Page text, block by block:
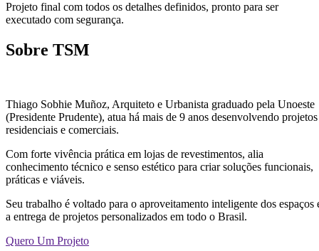
Projeto final com todos os detalhes definidos, pronto para ser
executado com segurança.
Sobre TSM
Thiago Sobhie Muñoz, Arquiteto e Urbanista graduado pela Unoeste
(Presidente Prudente), atua há mais de 9 anos desenvolvendo projetos
residenciais e comerciais.
Com forte vivência prática em lojas de revestimentos, alia
conhecimento técnico e senso estético para criar soluções funcionais,
práticas e viáveis.
Seu trabalho é voltado para o aproveitamento inteligente dos espaços
a entrega de projetos personalizados em todo o Brasil.
Quero Um Projeto